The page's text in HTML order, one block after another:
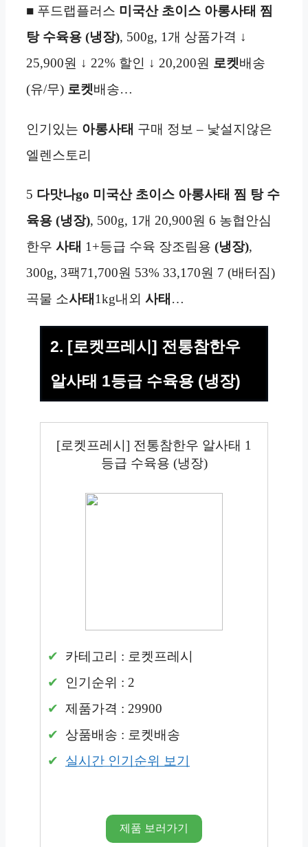
■ 푸드랩플러스 미국산 초이스 아롱사태 찜
탕 수육용 (냉장), 500g, 1개 상품가격 ↓
25,900원 ↓ 22% 할인 ↓ 20,200원 로켓배송
(유/무) 로켓배송…
인기있는 아롱사태 구매 정보 – 낯설지않은
엘렌스토리
5 다맛나go 미국산 초이스 아롱사태 찜 탕 수
육용 (냉장), 500g, 1개 20,900원 6 농협안심
한우 사태 1+등급 수육 장조림용 (냉장),
300g, 3팩71,700원 53% 33,170원 7 (배터짐)
곡물 소사태 1kg내외 사태 …
2. [로켓프레시] 전통참한우
알사태 1등급 수육용 (냉장)
[로켓프레시] 전통참한우 알사태 1
등급 수육용 (냉장)
카테고리 : 로켓프레시
인기순위 : 2
제품가격 : 29900
상품배송 : 로켓배송
실시간 인기순위 보기
제품 보러가기